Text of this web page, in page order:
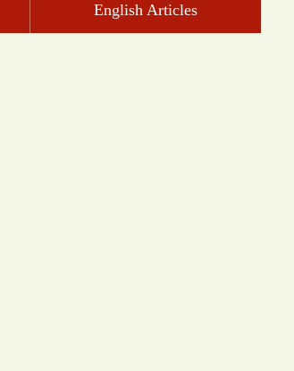
English Articles